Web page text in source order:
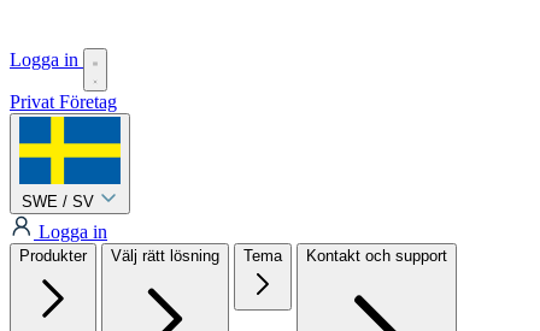
Logga in
Privat Företag
SWE / SV
Logga in
Produkter Välj rätt lösning Tema Kontakt och support